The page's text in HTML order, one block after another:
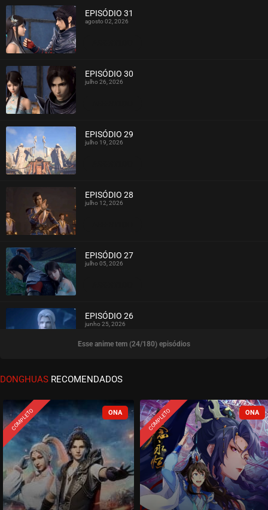
EPISÓDIO 31
agosto 02, 2026
EPISÓDIO 30
julho 26, 2026
EPISÓDIO 29
julho 19, 2026
EPISÓDIO 28
julho 12, 2026
EPISÓDIO 27
julho 05, 2026
ASSISTIDO
EPISÓDIO 26
junho 25, 2026
ASSISTIDO
EPISÓDIO 25
ASSISTIDO
EPISÓDIO 24
junho 11, 2026
EPISÓDIO 23
junho 07, 2026
Esse anime tem (24/180) episódios
DONGHUAS RECOMENDADOS
COMPLETO COMPLETO